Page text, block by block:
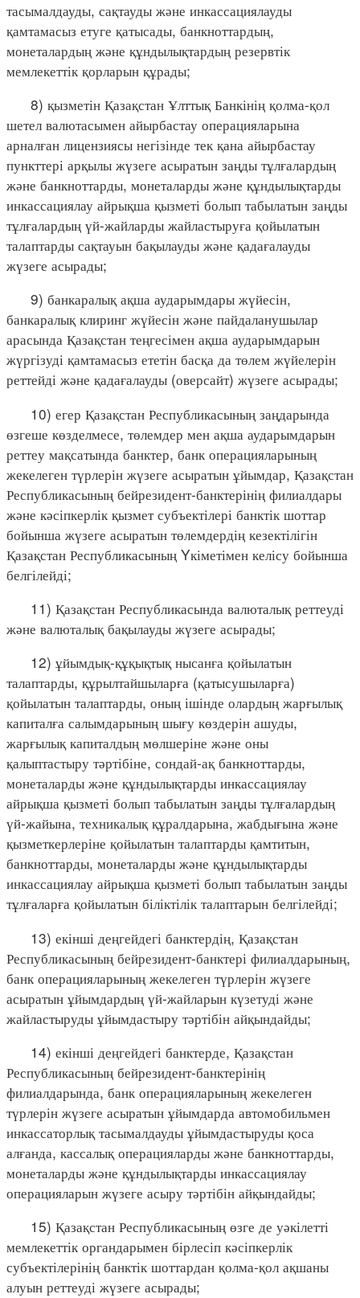
тасымалдауды, сақтауды және инкассациялауды
қамтамасыз етуге қатысады, банкноттардың,
монеталардың және құндылықтардың резервтік
мемлекеттік қорларын құрады;
8) қызметін Қазақстан Ұлттық Банкінің қолма-қол
шетел валютасымен айырбастау операцияларына
арналған лицензиясы негізінде тек қана айырбастау
пункттері арқылы жүзеге асыратын заңды тұлғалардың
және банкноттарды, монеталарды және құндылықтарды
инкассациялау айрықша қызметі болып табылатын заңды
тұлғалардың үй-жайларды жайластыруға қойылатын
талаптарды сақтауын бақылауды және қадағалауды
жүзеге асырады;
9) банкаралық ақша аударымдары жүйесін,
банкаралық клиринг жүйесін және пайдаланушылар
арасында Қазақстан теңгесімен ақша аударымдарын
жүргізуді қамтамасыз ететін басқа да төлем жүйелерін
реттейді және қадағалауды (оверсайт) жүзеге асырады;
10) егер Қазақстан Республикасының заңдарында
өзгеше көзделмесе, төлемдер мен ақша аударымдарын
реттеу мақсатында банктер, банк операцияларының
жекелеген түрлерін жүзеге асыратын ұйымдар, Қазақстан
Республикасының бейрезидент-банктерінің филиалдары
және кәсіпкерлік қызмет субъектілері банктік шоттар
бойынша жүзеге асыратын төлемдердің кезектілігін
Қазақстан Республикасының Yкіметімен келісу бойынша
белгілейді;
11) Қазақстан Республикасында валюталық реттеуді
және валюталық бақылауды жүзеге асырады;
12) ұйымдық-құқықтық нысанға қойылатын
талаптарды, құрылтайшыларға (қатысушыларға)
қойылатын талаптарды, оның ішінде олардың жарғылық
капиталға салымдарының шығу көздерін ашуды,
жарғылық капиталдың мөлшеріне және оны
қалыптастыру тәртібіне, сондай-ақ банкноттарды,
монеталарды және құндылықтарды инкассациялау
айрықша қызметі болып табылатын заңды тұлғалардың
үй-жайына, техникалық құралдарына, жабдығына және
қызметкерлеріне қойылатын талаптарды қамтитын,
банкноттарды, монеталарды және құндылықтарды
инкассациялау айрықша қызметі болып табылатын заңды
тұлғаларға қойылатын біліктілік талаптарын белгілейді;
13) екінші деңгейдегі банктердің, Қазақстан
Республикасының бейрезидент-банктері филиалдарының,
банк операцияларының жекелеген түрлерін жүзеге
асыратын ұйымдардың үй-жайларын күзетуді және
жайластыруды ұйымдастыру тәртібін айқындайды;
14) екінші деңгейдегі банктерде, Қазақстан
Республикасының бейрезидент-банктерінің
филиалдарында, банк операцияларының жекелеген
түрлерін жүзеге асыратын ұйымдарда автомобильмен
инкассаторлық тасымалдауды ұйымдастыруды қоса
алғанда, кассалық операцияларды және банкноттарды,
монеталарды және құндылықтарды инкассациялау
операцияларын жүзеге асыру тәртібін айқындайды;
15) Қазақстан Республикасының өзге де уәкілетті
мемлекеттік органдарымен бірлесіп кәсіпкерлік
субъектілерінің банктік шоттардан қолма-қол ақшаны
алуын реттеуді жүзеге асырады;